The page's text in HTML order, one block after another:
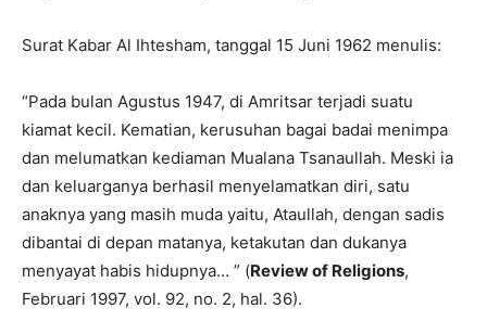
Surat Kabar Al Ihtesham, tanggal 15 Juni 1962 menulis:
“Pada bulan Agustus 1947, di Amritsar terjadi suatu
kiamat kecil. Kematian, kerusuhan bagai badai menimpa
dan melumatkan kediaman Mualana Tsanaullah. Meski ia
dan keluarganya berhasil menyelamatkan diri, satu
anaknya yang masih muda yaitu, Ataullah, dengan sadis
dibantai di depan matanya, ketakutan dan dukanya
menyayat habis hidupnya… ” (Review of Religions,
Februari 1997, vol. 92, no. 2, hal. 36).